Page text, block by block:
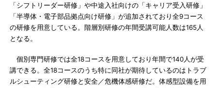
「シフトリーダー研修」や中途入社向けの「キャリア受入研修」
「半導体・電子部品拠点向け研修」が追加されており全9コース
の研修を用意している。階層別研修の年間受講可能人数は165人
となる。
個別専門研修では全18コースを用意しており年間で140人が受
講できる。全18コースのうち特に同社が期待しているのはトラブ
ルシューティング研修と安全／危機体感研修だ。体感型設備を用